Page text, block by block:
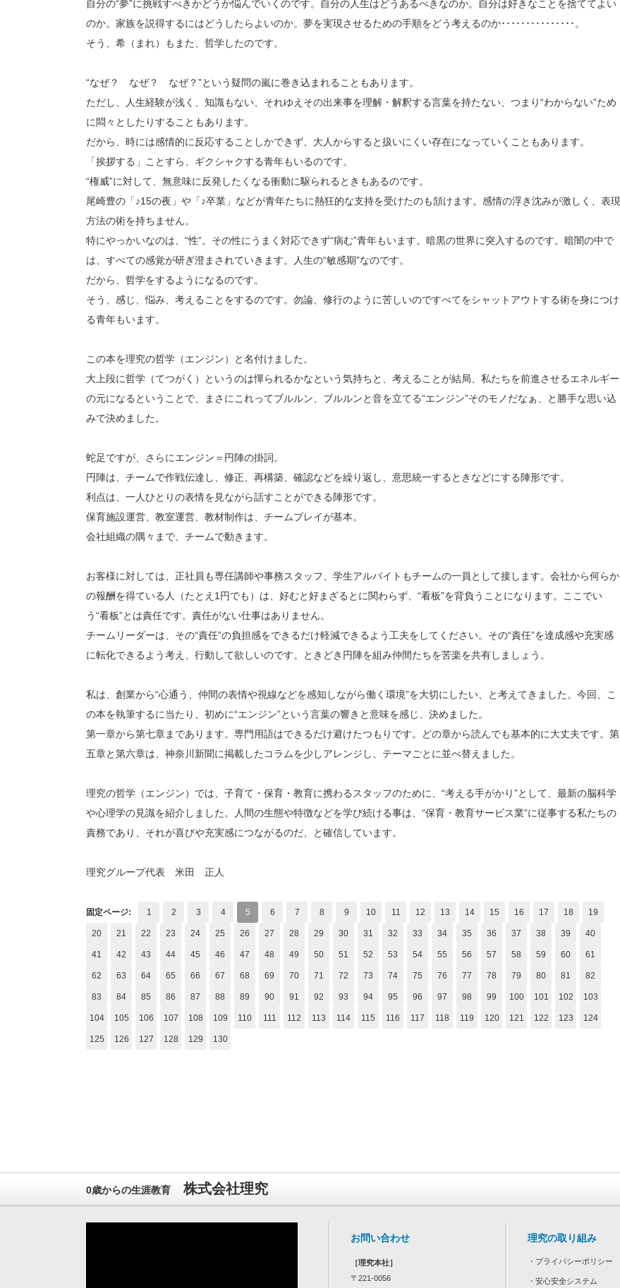
自分の“夢”に挑戦すべきかどうか悩んでいくのです。自分の人生はどうあるべきなのか。自分は好きなことを捨ててよい
のか。家族を説得するにはどうしたらよいのか。夢を実現させるための手順をどう考えるのか･･･････････････。
そう、希（まれ）もまた、哲学したのです。
“なぜ？ なぜ？ なぜ？”という疑問の嵐に巻き込まれることもあります。
ただし、人生経験が浅く、知識もない、それゆえその出来事を理解・解釈する言葉を持たない、つまり“わからない”ため
に悶々としたりすることもあります。
だから、時には感情的に反応することしかできず、大人からすると扱いにくい存在になっていくこともあります。
「挨拶する」ことすら、ギクシャクする青年もいるのです。
“権威”に対して、無意味に反発したくなる衝動に駆られるときもあるのです。
尾崎豊の「♪15の夜」や「♪卒業」などが青年たちに熱狂的な支持を受けたのも頷けます。感情の浮き沈みが激しく、表現
方法の術を持ちません。
特にやっかいなのは、“性”。その性にうまく対応できず“病む”青年もいます。暗黒の世界に突入するのです。暗闇の中で
は、すべての感覚が研ぎ澄まされていきます。人生の“敏感期”なのです。
だから、哲学をするようになるのです。
そう、感じ、悩み、考えることをするのです。勿論、修行のように苦しいのですべてをシャットアウトする術を身につけ
る青年もいます。
この本を理究の哲学（エンジン）と名付けました。
大上段に哲学（てつがく）というのは憚られるかなという気持ちと、考えることが結局、私たちを前進させるエネルギー
の元になるということで、まさにこれってブルルン、ブルルンと音を立てる“エンジン”そのモノだなぁ、と勝手な思い込
みで決めました。
蛇足ですが、さらにエンジン＝円陣の掛詞。
円陣は、チームで作戦伝達し、修正、再構築、確認などを繰り返し、意思統一するときなどにする陣形です。
利点は、一人ひとりの表情を見ながら話すことができる陣形です。
保育施設運営、教室運営、教材制作は、チームプレイが基本。
会社組織の隅々まで、チームで動きます。
お客様に対しては、正社員も専任講師や事務スタッフ、学生アルバイトもチームの一員として接します。会社から何らか
の報酬を得ている人（たとえ1円でも）は、好むと好まざるとに関わらず、“看板”を背負うことになります。ここでい
う“看板”とは責任です。責任がない仕事はありません。
チームリーダーは、その“責任”の負担感をできるだけ軽減できるよう工夫をしてください。その“責任”を達成感や充実感
に転化できるよう考え、行動して欲しいのです。ときどき円陣を組み仲間たちを苦楽を共有しましょう。
私は、創業から“心通う、仲間の表情や視線などを感知しながら働く環境”を大切にしたい、と考えてきました。今回、こ
の本を執筆するに当たり、初めに“エンジン”という言葉の響きと意味を感じ、決めました。
第一章から第七章まであります。専門用語はできるだけ避けたつもりです。どの章から読んでも基本的に大丈夫です。第
五章と第六章は、神奈川新聞に掲載したコラムを少しアレンジし、テーマごとに並べ替えました。
理究の哲学（エンジン）では、子育て・保育・教育に携わるスタッフのために、“考える手がかり”として、最新の脳科学
や心理学の見識を紹介しました。人間の生態や特徴などを学び続ける事は、“保育・教育サービス業”に従事する私たちの
責務であり、それが喜びや充実感につながるのだ、と確信しています。
理究グループ代表 米田 正人
固定ページ: 1 2 3 4 5 6 7 8 9 10 11 12 13 14 15 16 17 18 19
20 21 22 23 24 25 26 27 28 29 30 31 32 33 34 35 36 37 38 39 40
41 42 43 44 45 46 47 48 49 50 51 52 53 54 55 56 57 58 59 60 61
62 63 64 65 66 67 68 69 70 71 72 73 74 75 76 77 78 79 80 81 82
83 84 85 86 87 88 89 90 91 92 93 94 95 96 97 98 99 100 101 102 103
104 105 106 107 108 109 110 111 112 113 114 115 116 117 118 119 120 121 122 123 124
125 126 127 128 129 130
0歳からの生涯教育 株式会社理究
お問い合わせ
［理究本社］
〒221-0056
理究の取り組み
・ プライバシーポリシー
・ 安心安全システム